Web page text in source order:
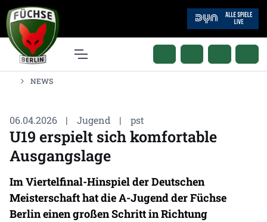
NEWS
06.04.2026 | Jugend | pst
U19 erspielt sich komfortable
Ausgangslage
Im Viertelfinal-Hinspiel der Deutschen
Meisterschaft hat die A-Jugend der Füchse
Berlin einen großen Schritt in Richtung